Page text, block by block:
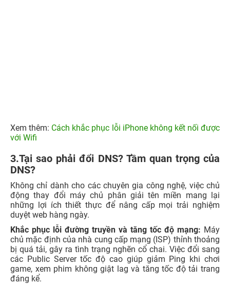
Xem thêm: Cách khắc phục lỗi iPhone không kết nối được
với Wifi
3.Tại sao phải đổi DNS? Tầm quan trọng của
DNS?
Không chỉ dành cho các chuyên gia công nghệ, việc chủ
động thay đổi máy chủ phân giải tên miền mang lại
những lợi ích thiết thực để nâng cấp mọi trải nghiệm
duyệt web hàng ngày.
Khắc phục lỗi đường truyền và tăng tốc độ mạng: Máy
chủ mặc định của nhà cung cấp mạng (ISP) thỉnh thoảng
bị quá tải, gây ra tình trạng nghẽn cổ chai. Việc đổi sang
các Public Server tốc độ cao giúp giảm Ping khi chơi
game, xem phim không giật lag và tăng tốc độ tải trang
đáng kể.